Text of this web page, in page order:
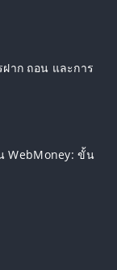
าก ถอน และการ
WebMoney: ขั้น